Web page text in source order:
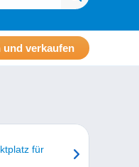
und verkaufen
für